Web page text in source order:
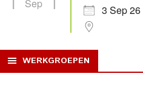
Sep
3 Sep 26
WERKGROEPEN